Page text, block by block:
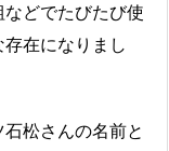
どでたびたび使
在になりまし
松さんの名前と